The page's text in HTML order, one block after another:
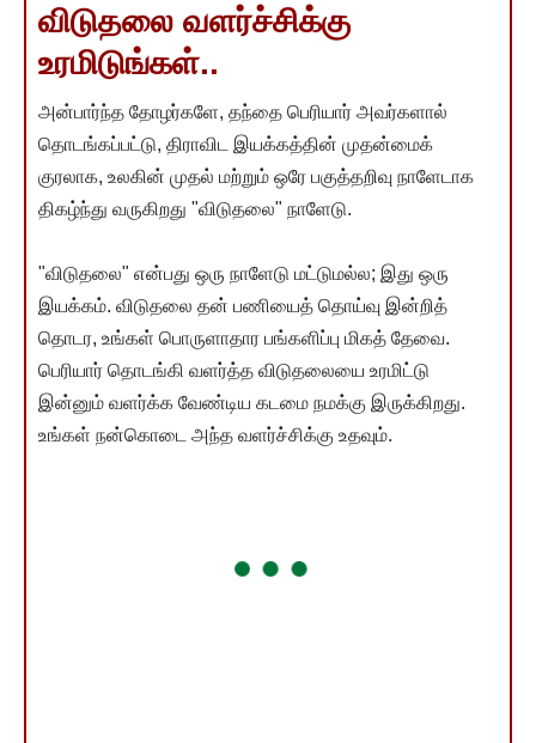
விடுதலை வளர்ச்சிக்கு
உரமிடுங்கள்..
அன்பார்ந்த தோழர்களே, தந்தை பெரியார் அவர்களால்
தொடங்கப்பட்டு, திராவிட இயக்கத்தின் முதன்மைக்
குரலாக, உலகின் முதல் மற்றும் ஒரே பகுத்தறிவு நாளேடாக
திகழ்ந்து வருகிறது "விடுதலை" நாளேடு.
"விடுதலை" என்பது ஒரு நாளேடு மட்டுமல்ல; இது ஒரு
இயக்கம். விடுதலை தன் பணியைத் தொய்வு இன்றித்
தொடர, உங்கள் பொருளாதார பங்களிப்பு மிகத் தேவை.
பெரியார் தொடங்கி வளர்த்த விடுதலையை உரமிட்டு
இன்னும் வளர்க்க வேண்டிய கடமை நமக்கு இருக்கிறது.
உங்கள் நன்கொடை அந்த வளர்ச்சிக்கு உதவும்.